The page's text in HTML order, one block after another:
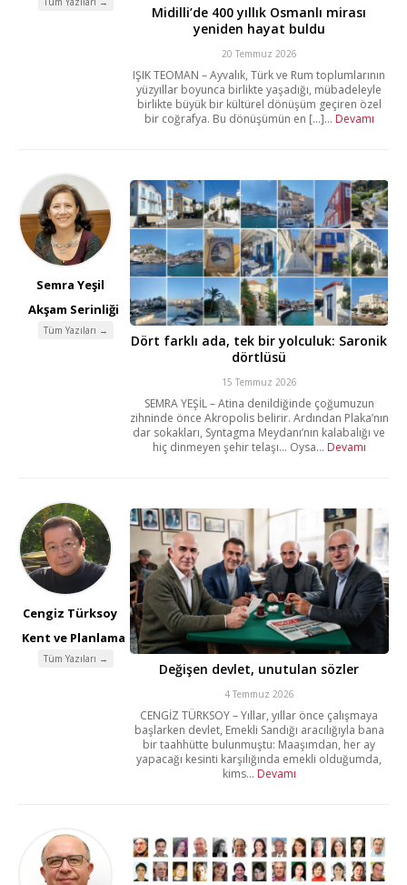
Midilli’de 400 yıllık Osmanlı mirası
yeniden hayat buldu
20 Temmuz 2026
IŞIK TEOMAN – Ayvalık, Türk ve Rum toplumlarının
yüzyıllar boyunca birlikte yaşadığı, mübadeleyle
birlikte büyük bir kültürel dönüşüm geçiren özel
bir coğrafya. Bu dönüşümün en [...]... Devamı
Semra Yeşil
Akşam Serinliği
Tüm Yazıları →
Dört farklı ada, tek bir yolculuk: Saronik
dörtlüsü
15 Temmuz 2026
SEMRA YEŞİL – Atina denildiğinde çoğumuzun
zihninde önce Akropolis belirir. Ardından Plaka’nın
dar sokakları, Syntagma Meydanı’nın kalabalığı ve
hiç dinmeyen şehir telaşı… Oysa... Devamı
Cengiz Türksoy
Kent ve Planlama
Tüm Yazıları →
Değişen devlet, unutulan sözler
4 Temmuz 2026
CENGİZ TÜRKSOY – Yıllar, yıllar önce çalışmaya
başlarken devlet, Emekli Sandığı aracılığıyla bana
bir taahhütte bulunmuştu: Maaşımdan, her ay
yapacağı kesinti karşılığında emekli olduğumda,
kims... Devamı